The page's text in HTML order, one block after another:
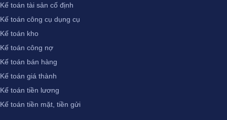
Kế toán tài sản cố định
Kế toán công cụ dụng cụ
Kế toán kho
Kế toán công nợ
Kế toán bán hàng
Kế toán giá thành
Kế toán tiền lương
Kế toán tiền mặt, tiền gửi